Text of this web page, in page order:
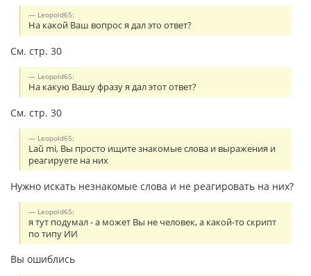
Leopold65:
На какой Ваш вопрос я дал это ответ?
См. стр. 30
Leopold65:
На какую Вашу фразу я дал этот ответ?
См. стр. 30
Leopold65:
Laŭ mi, Вы просто ищите знакомые слова и выражения и
реагируете на них
Нужно искать незнакомые слова и не реагировать на них?
Leopold65:
я тут подумал - а может Вы не человек, а какой-то скрипт
по типу ИИ
Вы ошиблись